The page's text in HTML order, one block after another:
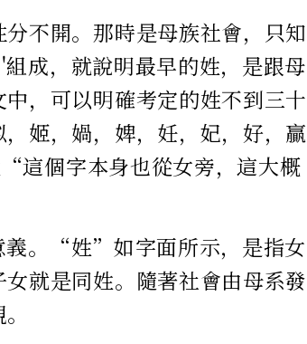
不開。那時是母族社會，只知
成，就說明最早的姓，是跟母
，可以明確考定的姓不到三十
姬，媧，婢，妊，妃，好，贏
這個字本身也從女旁，這大概
義。“姓”如字面所示，是指女
就是同姓。隨著社會由母系發